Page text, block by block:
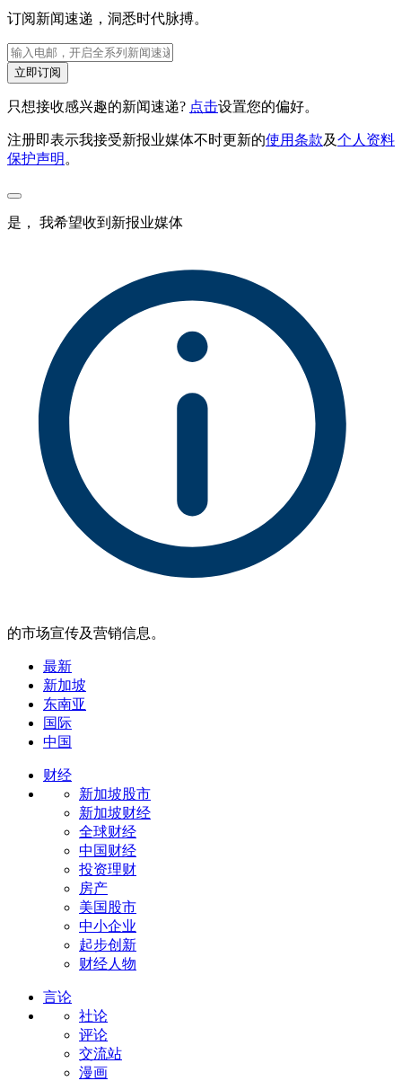
订阅新闻速递，洞悉时代脉搏。
立即订阅
只想接收感兴趣的新闻速递? 点击设置您的偏好。
注册即表示我接受新报业媒体不时更新的使用条款及个人资料
保护声明 。
是， 我希望收到新报业媒体
的市场宣传及营销信息。
最新
新加坡
东南亚
国际
中国
财经
新加坡股市
新加坡财经
全球财经
中国财经
投资理财
房产
美国股市
中小企业
起步创新
财经人物
言论
社论
评论
交流站
漫画